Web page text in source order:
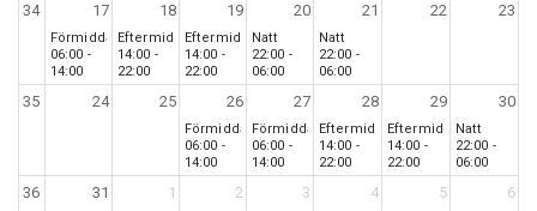
34 17 18 19 20 21 22 23
Förmiddag
06:00 -
14:00
Eftermiddag
14:00 -
22:00
Eftermiddag
14:00 -
22:00
Natt
22:00 -
06:00
Natt
22:00 -
06:00
35 24 25 26 27 28 29 30
Förmiddag
06:00 -
14:00
Förmiddag
06:00 -
14:00
Eftermiddag
14:00 -
22:00
Eftermiddag
14:00 -
22:00
Natt
22:00 -
06:00
36 31 1 2 3 4 5 6